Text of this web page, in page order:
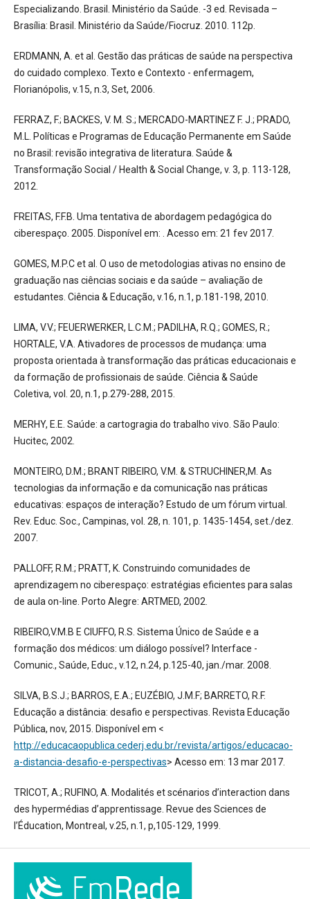
Especializando. Brasil. Ministério da Saúde. -3 ed. Revisada –
Brasília: Brasil. Ministério da Saúde/Fiocruz. 2010. 112p.
ERDMANN, A. et al. Gestão das práticas de saúde na perspectiva
do cuidado complexo. Texto e Contexto - enfermagem,
Florianópolis, v.15, n.3, Set, 2006.
FERRAZ, F.; BACKES, V. M. S.; MERCADO-MARTINEZ F. J.; PRADO,
M.L. Políticas e Programas de Educação Permanente em Saúde
no Brasil: revisão integrativa de literatura. Saúde &
Transformação Social / Health & Social Change, v. 3, p. 113-128,
2012.
FREITAS, F.F.B. Uma tentativa de abordagem pedagógica do
ciberespaço. 2005. Disponível em: . Acesso em: 21 fev 2017.
GOMES, M.P.C et al. O uso de metodologias ativas no ensino de
graduação nas ciências sociais e da saúde – avaliação de
estudantes. Ciência & Educação, v.16, n.1, p.181-198, 2010.
LIMA, V.V.; FEUERWERKER, L.C.M.; PADILHA, R.Q.; GOMES, R.;
HORTALE, V.A. Ativadores de processos de mudança: uma
proposta orientada à transformação das práticas educacionais e
da formação de profissionais de saúde. Ciência & Saúde
Coletiva, vol. 20, n.1, p.279-288, 2015.
MERHY, E.E. Saúde: a cartogragia do trabalho vivo. São Paulo:
Hucitec, 2002.
MONTEIRO, D.M.; BRANT RIBEIRO, V.M. & STRUCHINER,M. As
tecnologias da informação e da comunicação nas práticas
educativas: espaços de interação? Estudo de um fórum virtual.
Rev. Educ. Soc., Campinas, vol. 28, n. 101, p. 1435-1454, set./dez.
2007.
PALLOFF, R.M.; PRATT, K. Construindo comunidades de
aprendizagem no ciberespaço: estratégias eficientes para salas
de aula on-line. Porto Alegre: ARTMED, 2002.
RIBEIRO,V.M.B E CIUFFO, R.S. Sistema Único de Saúde e a
formação dos médicos: um diálogo possível? Interface -
Comunic., Saúde, Educ., v.12, n.24, p.125-40, jan./mar. 2008.
SILVA, B.S.J.; BARROS, E.A.; EUZÉBIO, J.M.F; BARRETO, R.F.
Educação a distância: desafio e perspectivas. Revista Educação
Pública, nov, 2015. Disponível em <
http://educacaopublica.cederj.edu.br/revista/artigos/educacao-
a-distancia-desafio-e-perspectivas> Acesso em: 13 mar 2017.
TRICOT, A.; RUFINO, A. Modalités et scénarios d’interaction dans
des hypermédias d’apprentissage. Revue des Sciences de
l’Éducation, Montreal, v.25, n.1, p,105-129, 1999.